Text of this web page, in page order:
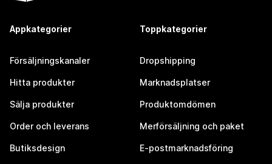
Appkategorier
Försäljningskanaler
Hitta produkter
Sälja produkter
Order och leverans
Butiksdesign
Toppkategorier
Dropshipping
Marknadsplatser
Produktomdömen
Merförsäljning och paket
E-postmarknadsföring